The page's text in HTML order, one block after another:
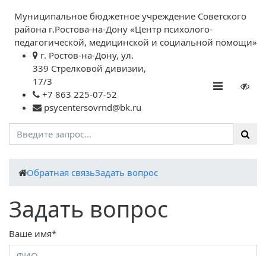
Муниципальное бюджетное учреждение Советского
района г.Ростова-на-Дону «Центр психолого-
педагогической, медицинской и социальной помощи»
г. Ростов-на-Дону, ул.
339 Стрелковой дивизии,
17/3
+7 863 225-07-52
psycentersovrnd@bk.ru
Обратная связьЗадать вопрос
Задать вопрос
Ваше имя*